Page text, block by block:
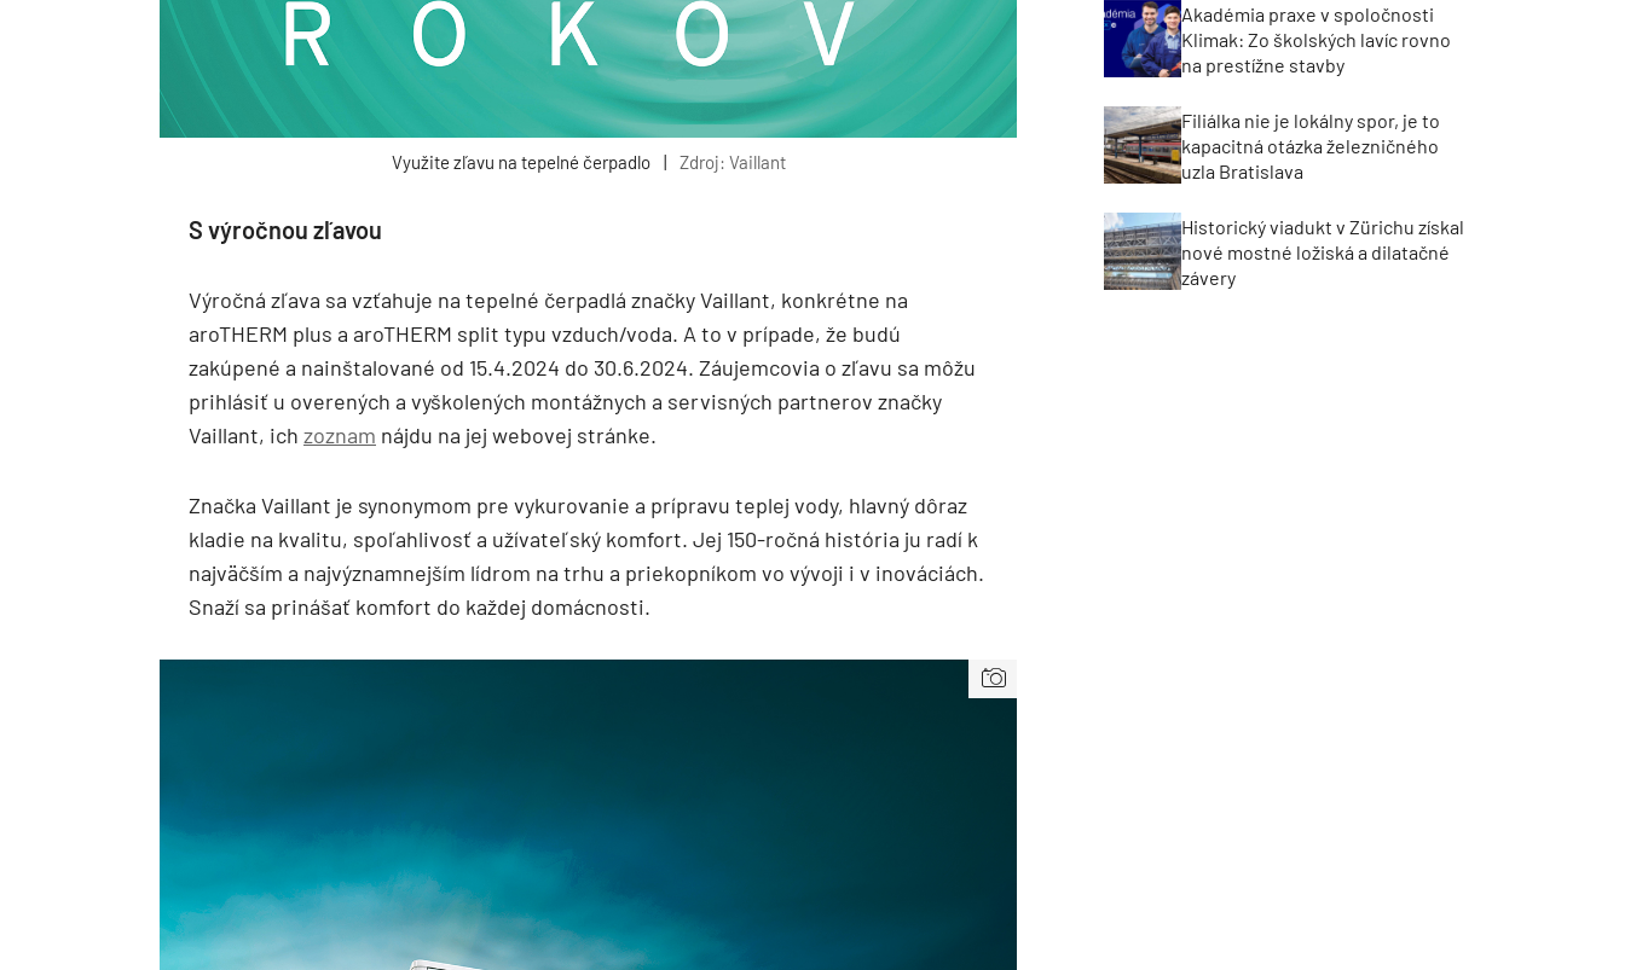
Využite zľavu na tepelné čerpadlo | Zdroj: Vaillant
S výročnou zľavou
Výročná zľava sa vzťahuje na tepelné čerpadlá značky Vaillant, konkrétne na
aroTHERM plus a aroTHERM split typu vzduch/voda. A to v prípade, že budú
zakúpené a nainštalované od 15.4.2024 do 30.6.2024. Záujemcovia o zľavu sa môžu
prihlásiť u overených a vyškolených montážnych a servisných partnerov značky
Vaillant, ich zoznam nájdu na jej webovej stránke.
Značka Vaillant je synonymom pre vykurovanie a prípravu teplej vody, hlavný dôraz
kladie na kvalitu, spoľahlivosť a užívateľský komfort. Jej 150-ročná história ju radí k
najväčším a najvýznamnejším lídrom na trhu a priekopníkom vo vývoji i v inováciách.
Snaží sa prinášať komfort do každej domácnosti.
Akadémia praxe v spoločnosti
Klimak: Zo školských lavíc rovno
na prestížne stavby
Filiálka nie je lokálny spor, je to
kapacitná otázka železničného
uzla Bratislava
Historický viadukt v Zürichu získal
nové mostné ložiská a dilatačné
závery